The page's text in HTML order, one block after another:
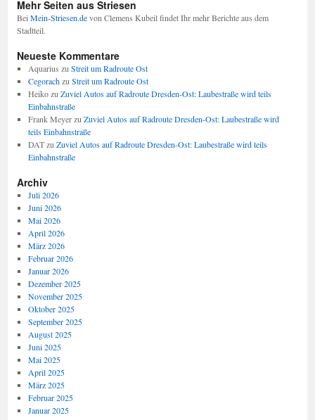
Mehr Seiten aus Striesen
BeiMein-Striesen.devon Clemens Kubeil findet Ihr mehr Berichte aus dem
Stadtteil.
Neueste Kommentare
Aquarius zuStreit um Radroute Ost
CegorachzuStreit um Radroute Ost
HeikozuZuviel Autos auf Radroute Dresden-Ost: Laubestraße wird teils
Einbahnstraße
Frank MeyerzuZuviel Autos auf Radroute Dresden-Ost: Laubestraße wird
teils Einbahnstraße
DATzuZuviel Autos auf Radroute Dresden-Ost: Laubestraße wird teils
Einbahnstraße
Archiv
Juli 2026
Juni 2026
Mai 2026
April 2026
März 2026
Februar 2026
Januar 2026
Dezember 2025
November 2025
Oktober 2025
September 2025
August 2025
Juni 2025
Mai 2025
April 2025
März 2025
Februar 2025
Januar 2025